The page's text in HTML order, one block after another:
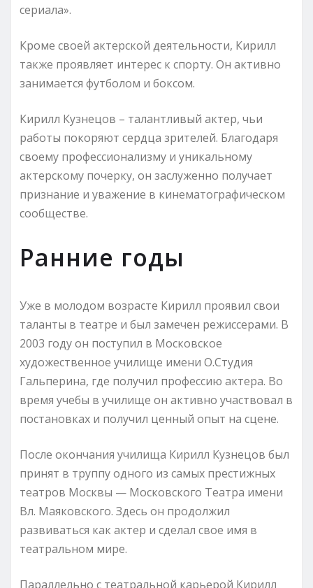
сериала».
Кроме своей актерской деятельности, Кирилл
также проявляет интерес к спорту. Он активно
занимается футболом и боксом.
Кирилл Кузнецов – талантливый актер, чьи
работы покоряют сердца зрителей. Благодаря
своему профессионализму и уникальному
актерскому почерку, он заслуженно получает
признание и уважение в кинематографическом
сообществе.
Ранние годы
Уже в молодом возрасте Кирилл проявил свои
таланты в театре и был замечен режиссерами. В
2003 году он поступил в Московское
художественное училище имени О.Студия
Гальперина, где получил профессию актера. Во
время учебы в училище он активно участвовал в
постановках и получил ценный опыт на сцене.
После окончания училища Кирилл Кузнецов был
принят в труппу одного из самых престижных
театров Москвы — Московского Театра имени
Вл. Маяковского. Здесь он продолжил
развиваться как актер и сделал свое имя в
театральном мире.
Параллельно с театральной карьерой Кирилл